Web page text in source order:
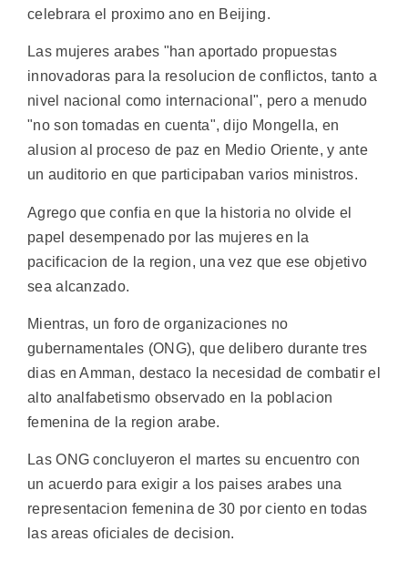
celebrara el proximo ano en Beijing.
Las mujeres arabes "han aportado propuestas
innovadoras para la resolucion de conflictos, tanto a
nivel nacional como internacional", pero a menudo
"no son tomadas en cuenta", dijo Mongella, en
alusion al proceso de paz en Medio Oriente, y ante
un auditorio en que participaban varios ministros.
Agrego que confia en que la historia no olvide el
papel desempenado por las mujeres en la
pacificacion de la region, una vez que ese objetivo
sea alcanzado.
Mientras, un foro de organizaciones no
gubernamentales (ONG), que delibero durante tres
dias en Amman, destaco la necesidad de combatir el
alto analfabetismo observado en la poblacion
femenina de la region arabe.
Las ONG concluyeron el martes su encuentro con
un acuerdo para exigir a los paises arabes una
representacion femenina de 30 por ciento en todas
las areas oficiales de decision.